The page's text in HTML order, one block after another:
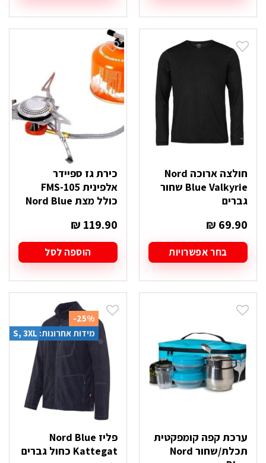
זה
יש
סוגים.
ניתן
לבחור
את
האפשרויות
בעמוד
המוצר
זה
יש
מספר
סוגים.
ניתן
לבחור
את
האפשרויות
בעמוד
חולצה ארוכה Nord
Blue Valkyrie שחור
גברים
₪ 69.90
בחר אפשרויות
זה
יש
סוגים.
את
האפשרויות
בעמוד
המוצר
כירת גז ספיידר
אלפינית FMS-105
כולל מצת Nord Blue
₪ 119.90
הוספה לסל
ערכת קפה קומפקטית
תכלת/שחור Nord
-25%
מידות אחרונות: S, 3XL
פליז Nord Blue
Kattegat כחול גברים